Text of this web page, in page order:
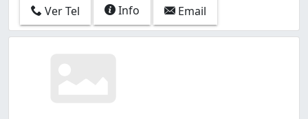
Ver Tel Info Email